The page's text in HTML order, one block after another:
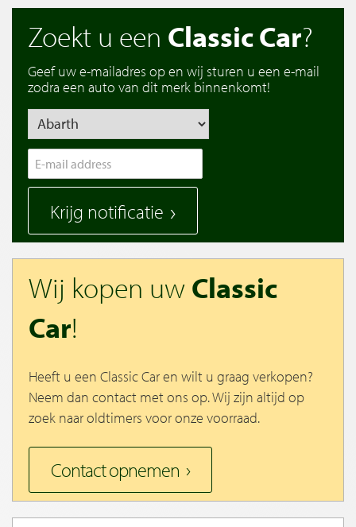
Zoekt u een Classic Car?
Geef uw e-mailadres op en wij sturen u een e-mail
zodra een auto van dit merk binnenkomt!
Krijg notificatie
Wij kopen uwClassic
Car!
Heeft u een Classic Car en wilt u graag verkopen?
Neem dan contact met ons op. Wij zijn altijd op
zoek naar oldtimers voor onze voorraad.
Contact opnemen